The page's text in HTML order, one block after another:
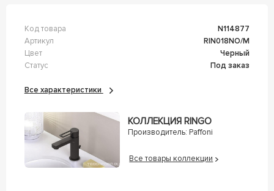
Код товара
n114877
Артикул
RIN018NO/M
Цвет
Черный
Статус
Под заказ
Все характеристики
КОЛЛЕКЦИЯ RINGO
Производитель: Paffoni
Все товары коллекции